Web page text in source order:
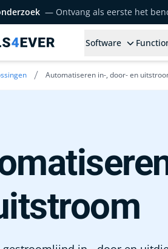
— Ontvang als eerste het
Software
/ Automatiseren in-, door- en